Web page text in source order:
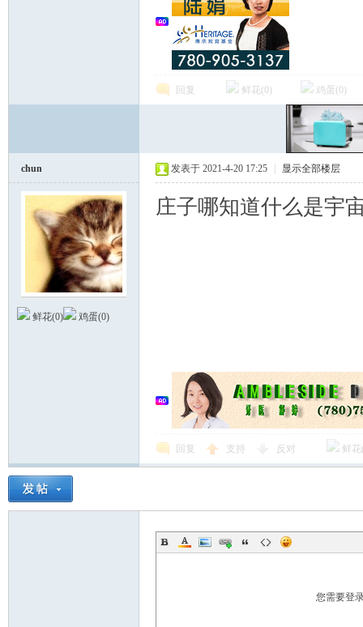
回复 鲜花( 0 ) 鸡蛋( 0 )
chun
鲜花(0) 鸡蛋(0)
发表于 2021-4-20 17:25 显示全部楼层
庄子哪知道什么是宇
回复 支持 反对 鲜
您需要登